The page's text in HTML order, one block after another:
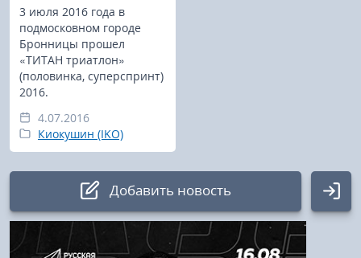
3 июля 2016 года в
подмосковном городе
Бронницы прошел
«ТИТАН триатлон»
(половинка, суперспринт)
2016.
4.07.2016
Киокушин (IKO)
Добавить новость
Авторизация